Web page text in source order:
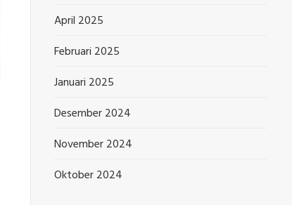
April 2025
Februari 2025
Januari 2025
Desember 2024
November 2024
Oktober 2024